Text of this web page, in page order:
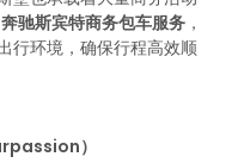
驰斯宾特商务包车服务 ，
行环境，确保行程高效顺
）